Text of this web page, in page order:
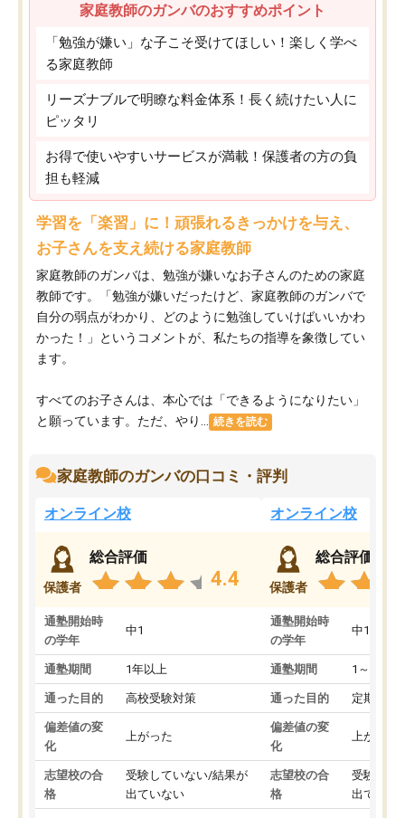
家庭教師のガンバのおすすめポイント
「勉強が嫌い」な子こそ受けてほしい！楽しく学べ
る家庭教師
リーズナブルで明瞭な料金体系！長く続けたい人に
ピッタリ
お得で使いやすいサービスが満載！保護者の方の負
担も軽減
学習を「楽習」に！頑張れるきっかけを与え、
お子さんを支え続ける家庭教師
家庭教師のガンバは、勉強が嫌いなお子さんのための家庭
教師です。「勉強が嫌いだったけど、家庭教師のガンバで
自分の弱点がわかり、どのように勉強していけばいいかわ
かった！」というコメントが、私たちの指導を象徴してい
ます。
すべてのお子さんは、本心では「できるようになりたい」
と願っています。ただ、やり...
続きを読む
家庭教師のガンバの口コミ・評判
オンライン校
保護者
総合評価
4.4
通塾開始時
の学年
中1
通塾期間 1年以上
通った目的 高校受験対策
偏差値の変
化
上がった
志望校の合
格
受験していない/結果が
出ていない
オンライン校
保護者
総合評価
通塾開始時
の学年
中1
通塾期間 1～3ヵ月
通った目的 定期テス
偏差値の変
化
上がった
志望校の合
格
受験して
出ていな